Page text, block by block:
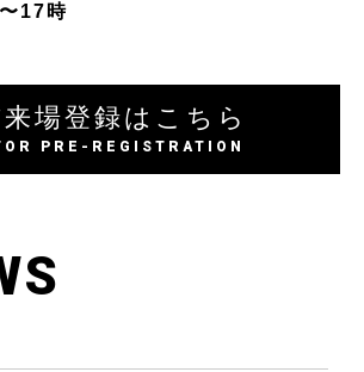
17時
場登録はこちら
PRE-REGISTRATION